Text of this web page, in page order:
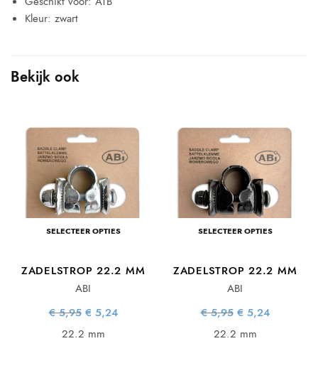
Kleur: zwart
Bekijk ook
SELECTEER OPTIES
ZADELSTROP 22.2 MM
ABI
€5,95 Oorspronkelijke
prijs was:
€ 5,95.
€ 5,24Huidige
22.2 mm
SELECTEER OPTIES
ZADELSTROP 22.2 MM
ABI
€5,95 Oorspronkelijke
prijs was:
€ 5,95.
€ 5,24Huidige
22.2 mm